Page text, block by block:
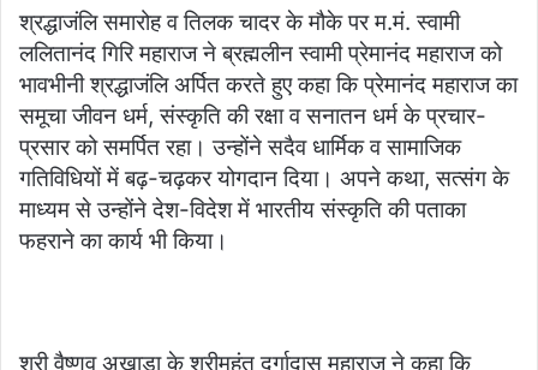
श्रद्धाजंलि समारोह व तिलक चादर के मौके पर म.मं. स्वामी
ललितानंद गिरि महाराज ने ब्रह्मलीन स्वामी प्रेमानंद महाराज को
भावभीनी श्रद्धाजंलि अर्पित करते हुए कहा कि प्रेमानंद महाराज का
समूचा जीवन धर्म, संस्कृति की रक्षा व सनातन धर्म के प्रचार-
प्रसार को समर्पित रहा। उन्होंने सदैव धार्मिक व सामाजिक
गतिविधियों में बढ़-चढ़कर योगदान दिया। अपने कथा, सत्संग के
माध्यम से उन्होंने देश-विदेश में भारतीय संस्कृति की पताका
फहराने का कार्य भी किया।
श्री वैष्णव अखाड़ा के श्रीमहंत दुर्गादास महाराज ने कहा कि